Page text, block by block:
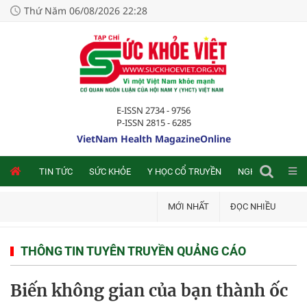
Thứ Năm 06/08/2026 22:28
E-ISSN 2734 - 9756
P-ISSN 2815 - 6285
VietNam Health MagazineOnline
TIN TỨC SỨC KHỎE Y HỌC CỔ TRUYỀN NGHIÊN CỨU
MỚI NHẤT ĐỌC NHIỀU
THÔNG TIN TUYÊN TRUYỀN QUẢNG CÁO
Biến không gian của bạn thành ốc